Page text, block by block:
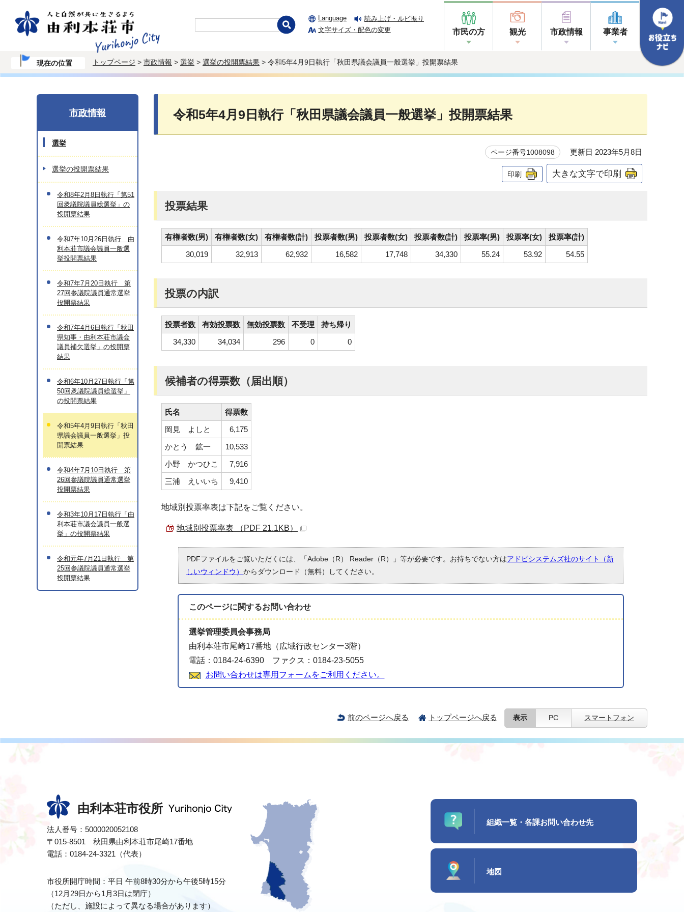
Language
読み上げ・ルビ振り
文字サイズ・配色の変更
市民の方 観光 市政情報 事業者
現在の位置 トップページ > 市政情報 > 選挙 > 選挙の投開票結果 > 令和5年4月9日執行「秋田県議会議員一般選挙」投開票結果
令和5年4月9日執行「秋田県議会議員一般選挙」投開票結果
ページ番号1008098 更新日 2023年5月8日
印刷 大きな文字で印刷
投票結果
有権者数(男) 有権者数(女) 有権者数(計) 投票者数(男) 投票者数(女) 投票者数(計) 投票率(男) 投票率(女)
投票率(計)
30,019
32,913 62,932 16,582 17,748 34,330 55.24 53.92 54.55
投票の内訳
投票者数 有効投票数 無効投票数 不受理
持ち帰り
34,330
34,034 296 0 0
候補者の得票数（届出順）
氏名
得票数
岡見 よしと
6,175
かとう 鉱一
10,533
小野 かつひこ
7,916
三浦 えいいち
9,410
地域別投票率表は下記をご覧ください。
地域別投票率表 （PDF 21.1KB）
PDFファイルをご覧いただくには、「Adobe（R） Reader（R）」等が必要です。お持ちでない方はアドビシステムズ社のサイト（新
しいウィンドウ） からダウンロード（無料）してください。
このページに関するお問い合わせ
選挙管理委員会事務局
由利本荘市尾崎17番地（広域行政センター3階）
電話：0184-24-6390 ファクス：0184-23-5055
お問い合わせは専用フォームをご利用ください。
市政情報
選挙
選挙の投開票結果
令和8年2月8日執行「第51
回衆議院議員総選挙」の
投開票結果
令和7年10月26日執行 由
利本荘市議会議員一般選
挙投開票結果
令和7年7月20日執行 第
27回参議院議員通常選挙
投開票結果
令和7年4月6日執行「秋田
県知事・由利本荘市議会
議員補欠選挙」の投開票
結果
令和6年10月27日執行「第
50回衆議院議員総選挙」
の投開票結果
令和5年4月9日執行「秋田
県議会議員一般選挙」投
開票結果
令和4年7月10日執行 第
26回参議院議員通常選挙
投開票結果
令和3年10月17日執行「由
利本荘市議会議員一般選
挙」の投開票結果
令和元年7月21日執行 第
25回参議院議員通常選挙
投開票結果
前のページへ戻る トップページへ戻る 表示 PC スマートフォン
由利本荘市役所
法人番号：5000020052108
〒015-8501 秋田県由利本荘市尾崎17番地
電話：0184-24-3321（代表）
市役所開庁時間：平日 午前8時30分から午後5時15分
（12月29日から1月3日は閉庁）
（ただし、施設によって異なる場合があります）
組織一覧・各課お問い合わせ先
地図